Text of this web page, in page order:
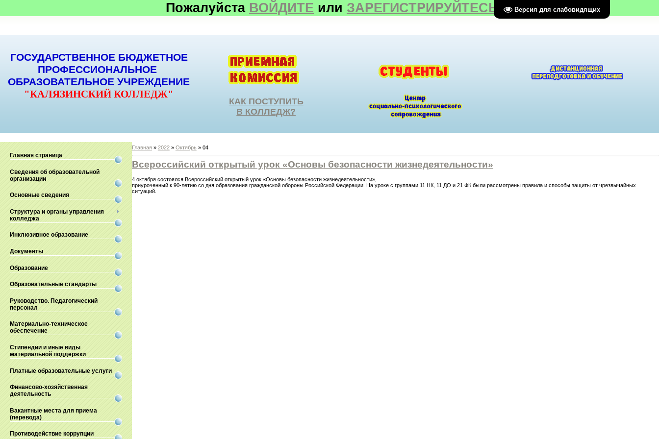
Версия для слабовидящих
Пожалуйста ВОЙДИТЕ или ЗАРЕГИСТРИРУЙТЕСЬ
ГОСУДАРСТВЕННОЕ БЮДЖЕТНОЕ
ПРОФЕССИОНАЛЬНОЕ
ОБРАЗОВАТЕЛЬНОЕ УЧРЕЖДЕНИЕ
"КАЛЯЗИНСКИЙ КОЛЛЕДЖ"
КАК ПОСТУПИТЬ
В КОЛЛЕДЖ?
Главная страница
Сведения об образовательной
организации
Основные сведения
Структура и органы управления
колледжа
Инклюзивное образование
Документы
Образование
Образовательные стандарты
Руководство. Педагогический
персонал
Материально-техническое
обеспечение
Стипендии и иные виды
материальной поддержки
Платные образовательные услуги
Финансово-хозяйственная
деятельность
Вакантные места для приема
(перевода)
Противодействие коррупции
Главная» 2022 » Октябрь » 04
Всероссийский открытый урок «Основы безопасности жизнедеятельности»
4 октября состоялся Всероссийский открытый урок «Основы безопасности жизнедеятельности»,
приуроченный к 90-летию со дня образования гражданской обороны Российской Федерации. На уроке с группами 11 НК, 11 ДО и 21 ФК были рассмотрены правила и способы защиты от чрезвычайных
ситуаций.